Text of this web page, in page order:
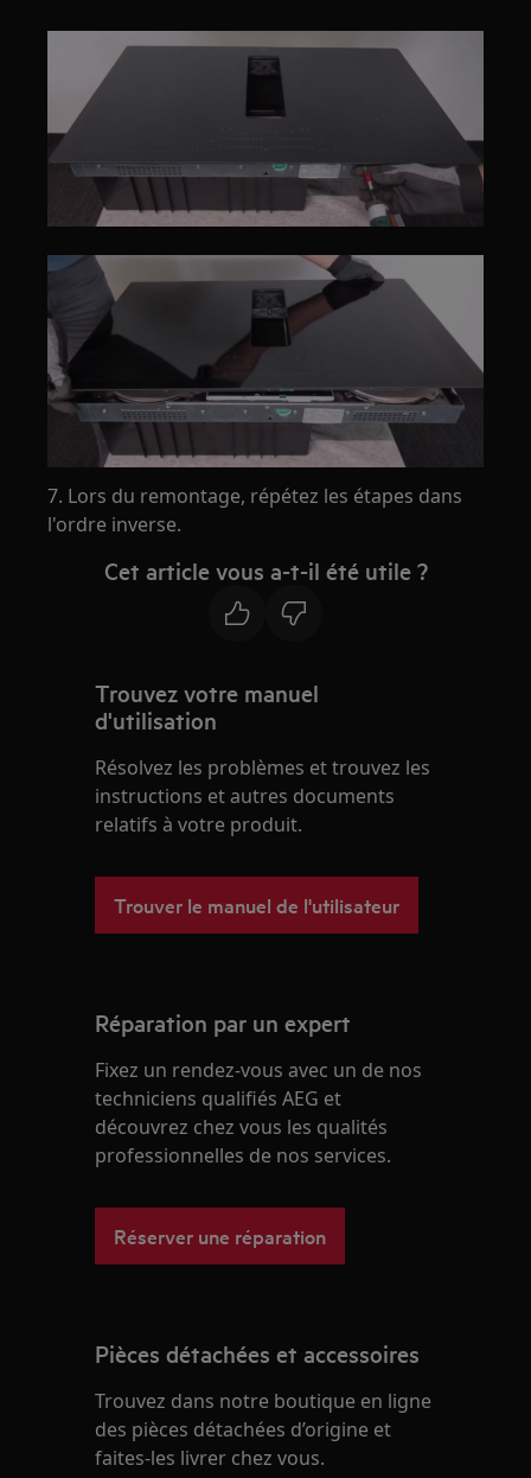
7. Lors du remontage, répétez les étapes dans
l'ordre inverse.
Cet article vous a-t-il été utile ?
Trouvez votre manuel
d'utilisation
Résolvez les problèmes et trouvez les
instructions et autres documents
relatifs à votre produit.
Trouver le manuel de l'utilisateur
Réparation par un expert
Fixez un rendez-vous avec un de nos
techniciens qualifiés AEG et
découvrez chez vous les qualités
professionnelles de nos services.
Réserver une réparation
Pièces détachées et accessoires
Trouvez dans notre boutique en ligne
des pièces détachées d’origine et
faites-les livrer chez vous.